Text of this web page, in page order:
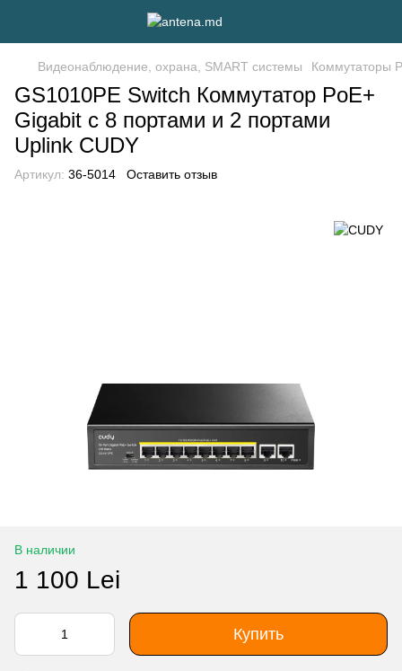
Видеонаблюдение, охрана, SMART системы Коммутаторы
GS1010PE Switch Коммутатор PoE+
Gigabit с 8 портами и 2 портами
Uplink CUDY
Артикул: 36-5014 Оставить отзыв
В наличии
1 100 Lei
Купить